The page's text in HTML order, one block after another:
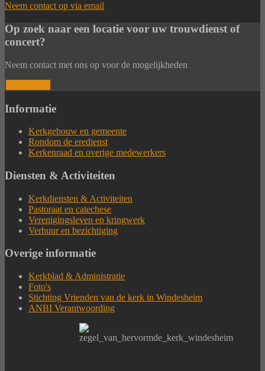
Neem contact op via email
Op zoek naar een locatie voor uw trouwdienst of
concert?
Neem contact met ons op voor de mogelijkheden
Informatie
Kerkgebouw en gemeente
Rondom de eredienst
Kerkenraad en overige medewerkers
Diensten & Activiteiten
Kerkdiensten & Activiteiten
Pastoraat en catechese
Verenigingsleven en kringwerk
Verhuur en bezichtiging
Overige informatie
Kerkblad & Administratie
Foto's
Stichting Vrienden van de kerk in Windesheim
ANBI Verantwoording